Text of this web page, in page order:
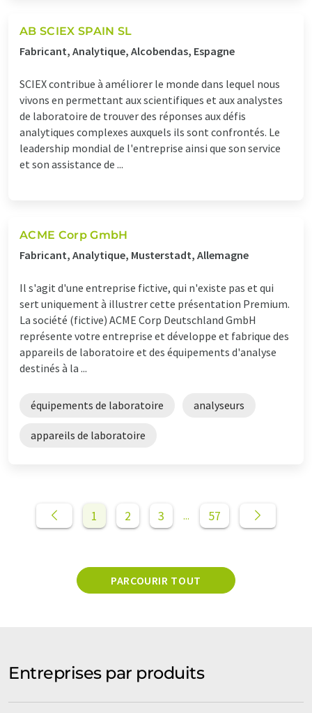
AB SCIEX SPAIN SL
Fabricant, Analytique, Alcobendas, Espagne
SCIEX contribue à améliorer le monde dans lequel nous
vivons en permettant aux scientifiques et aux analystes
de laboratoire de trouver des réponses aux défis
analytiques complexes auxquels ils sont confrontés. Le
leadership mondial de l'entreprise ainsi que son service
et son assistance de ...
ACME Corp GmbH
Fabricant, Analytique, Musterstadt, Allemagne
Il s'agit d'une entreprise fictive, qui n'existe pas et qui
sert uniquement à illustrer cette présentation Premium.
La société (fictive) ACME Corp Deutschland GmbH
représente votre entreprise et développe et fabrique des
appareils de laboratoire et des équipements d'analyse
destinés à la ...
équipements de laboratoire analyseurs
appareils de laboratoire
1 2 3 ... 57
PARCOURIR TOUT
Entreprises par produits